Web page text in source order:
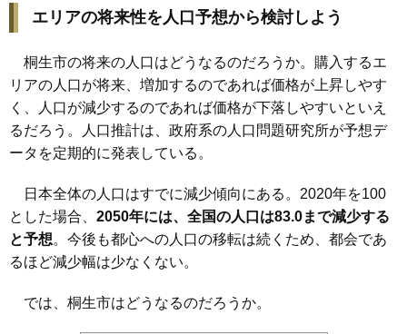
エリアの将来性を人口予想から検討しよう
桐生市の将来の人口はどうなるのだろうか。購入するエ
リアの人口が将来、増加するのであれば価格が上昇しやす
く、人口が減少するのであれば価格が下落しやすいといえ
るだろう。人口推計は、政府系の人口問題研究所が予想デ
ータを定期的に発表している。
日本全体の人口はすでに減少傾向にある。2020年を100
とした場合、 2050年には、全国の人口は83.0まで減少する
と予想。今後も都心への人口の移転は続くため、都会であ
るほど減少幅は少なくない。
では、桐生市はどうなるのだろうか。